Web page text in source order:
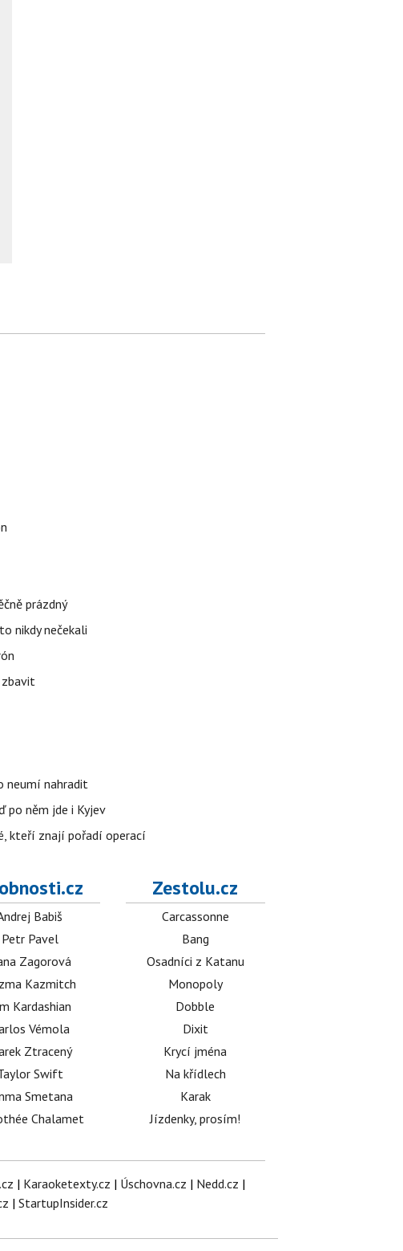
prázdný
nikdy nečekali
zbavit
neumí nahradit
po něm jde i Kyjev
kteří znají pořadí operací
Babiš
Petr Pavel
Zagorová
Kazmitch
Kardashian
Vémola
Ztracený
Swift
Smetana
Chalamet
Zestolu.cz
Carcassonne
Bang
Osadníci z Katanu
Monopoly
Dobble
Dixit
Krycí jména
Na křídlech
Karak
Jízdenky, prosím!
| Karaoketexty.cz | Úschovna.cz | Nedd.cz |
| StartupInsider.cz